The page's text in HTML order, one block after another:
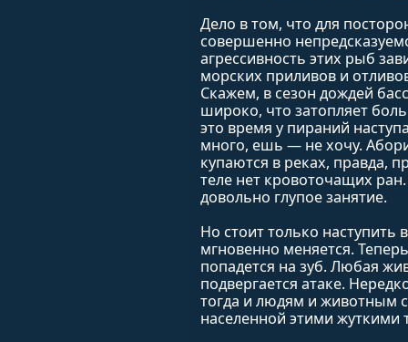
Дело в том, что для
совершенно
агрессивность этих рыб
морских приливов и
Скажем, в сезон дождей
широко, что затопляет
это время у пираний
много, ешь — не хочу.
купаются в реках, правда,
теле нет кровоточащих
довольно глупое занятие.
Но стоит только
мгновенно меняется.
попадется на зуб. Любая
подвергается атаке.
тогда и людям и животным
населенной этими жуткими